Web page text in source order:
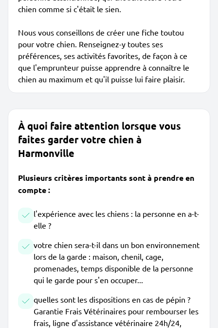
chien comme si c'était le sien.
Nous vous conseillons de créer une fiche toutou
pour votre chien. Renseignez-y toutes ses
préférences, ses activités favorites, de façon à ce
que l'emprunteur puisse apprendre à connaître le
chien au maximum et qu'il puisse lui faire plaisir.
À quoi faire attention lorsque vous
faites garder votre chien à
Harmonville
Plusieurs critères importants sont à prendre en
compte :
l'expérience avec les chiens : la personne en a-t-
elle ?
votre chien sera-t-il dans un bon environnement
lors de la garde : maison, chenil, cage,
promenades, temps disponible de la personne
qui le garde pour s'en occuper...
quelles sont les dispositions en cas de pépin ?
Garantie Frais Vétérinaires pour rembourser les
frais, ligne d'assistance vétérinaire 24h/24,